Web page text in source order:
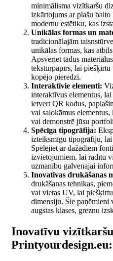
minimālisma vizītkaršu
izkārtojums ar plašu
modernu estētiku, kas
Unikālas formas un
tradicionālajām
unikālas formas, kas
Apsveriet tādus
tekstūrpapīrs, lai piešķirtu
kopējo pieredzi.
Interaktīvie elementi:
interaktīvus elementus,
ietvert QR kodus,
vai salokāmus
vai demonstrē jūsu
Spēcīga tipogrāfija:
izteiksmīgu tipogrāfiju,
Spēlējiet ar dažādiem
izvietojumiem, lai radītu
uzmanību galvenajai
Inovatīvas drukāšanas
drukāšanas tehnikas,
vai vietas UV, lai
dimensiju. Šie paņēmieni
augstas klases, greznu
Inovatīvu
Printyourdesign.eu: